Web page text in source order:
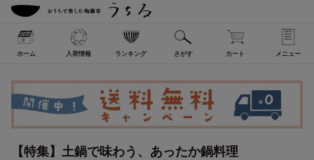
ホーム 入荷情報 ランキング さがす カート メニュー
【特集】土鍋で味わう、あったか鍋料理